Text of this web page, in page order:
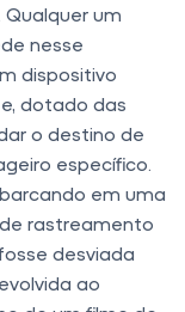
um
nesse
dispositivo
dotado das
o destino de
específico.
em uma
rastreamento
desviada
ao